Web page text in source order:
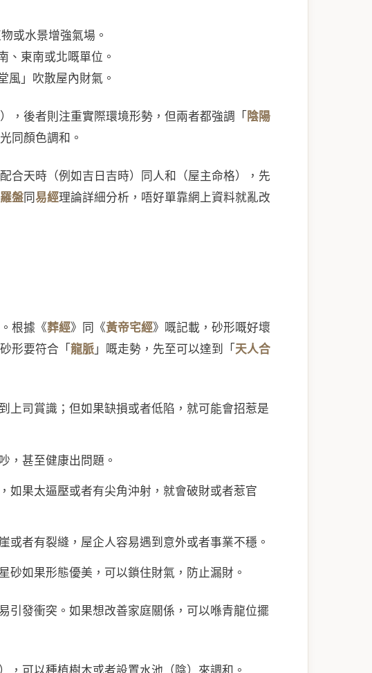
或水景增強氣場。
、東南或北嘅單位。
風」吹散屋內財氣。
，後者則注重實際環境形勢，但兩者都強調「 陰陽
同顏色調和。
合天時（例如吉日吉時）同人和（屋主命格），先
羅盤同易經理論詳細分析，唔好單靠網上資料就亂改
根據《葬經》同《黃帝宅經》嘅記載，砂形嘅好壞
形要符合「龍脈 」嘅走勢，先至可以達到「 天人合
上司賞識；但如果缺損或者低陷，就可能會招惹是
，甚至健康出問題。
如果太逼壓或者有尖角沖射，就會破財或者惹官
或者有裂縫，屋企人容易遇到意外或者事業不穩。
砂如果形態優美，可以鎖住財氣，防止漏財。
引發衝突。如果想改善家庭關係，可以喺青龍位擺